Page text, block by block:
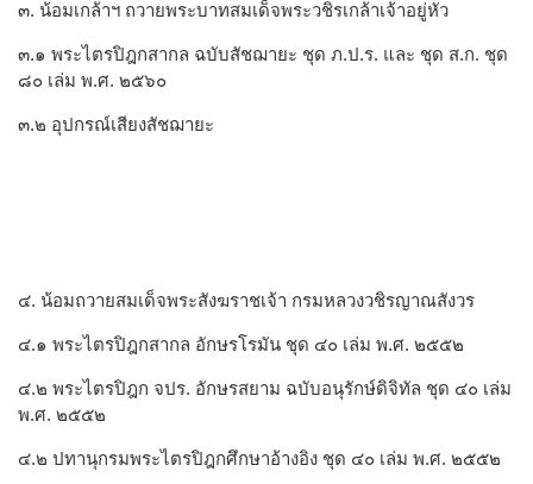
๓. น้อมเกล้าฯ ถวายพระบาทสมเด็จพระวชิรเกล้าเจ้าอยู่หัว
๓.๑ พระไตรปิฎกสากล ฉบับสัชฌายะ ชุด ภ.ป.ร. และ ชุด ส.ก. ชุด
๘๐ เล่ม พ.ศ. ๒๕๖๐
๓.๒ อุปกรณ์เสียงสัชฌายะ
๔. น้อมถวายสมเด็จพระสังฆราชเจ้า กรมหลวงวชิรญาณสังวร
๔.๑ พระไตรปิฎกสากล อักษรโรมัน ชุด ๔๐ เล่ม พ.ศ. ๒๕๕๒
๔.๒ พระไตรปิฎก จปร. อักษรสยาม ฉบับอนุรักษ์ดิจิทัล ชุด ๔๐ เล่ม
พ.ศ. ๒๕๕๒
๔.๒ ปทานุกรมพระไตรปิฎกศึกษาอ้างอิง ชุด ๔๐ เล่ม พ.ศ. ๒๕๕๒